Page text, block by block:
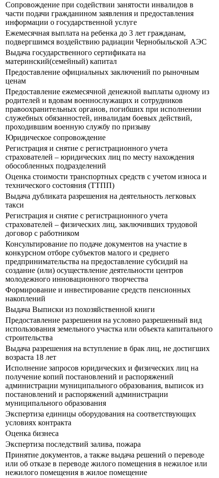
Сопровождение при содействии занятости инвалидов в
части подачи гражданином заявления и предоставления
информации о государственной услуге
Ежемесячная выплата на ребенка до 3 лет гражданам,
подвергшимся воздействию радиации Чернобыльской АЭС
Выдача государственного сертификата на
материнский(семейный) капитал
Предоставление официальных заключений по рыночным
ценам
Предоставление ежемесячной денежной выплаты одному из
родителей и вдовам военнослужащих и сотрудников
правоохранительных органов, погибших при исполнении
служебных обязанностей, инвалидам боевых действий,
проходившим военную службу по призыву
Юридическое сопровождение
Регистрация и снятие с регистрационного учета
страхователей – юридических лиц по месту нахождения
обособленных подразделений
Оценка стоимости транспортных средств с учетом износа и
технического состояния (ТТПП)
Выдача дубликата разрешения на деятельность легковых
такси
Регистрация и снятие с регистрационного учета
страхователей – физических лиц, заключивших трудовой
договор с работником
Консультирование по подаче документов на участие в
конкурсном отборе субъектов малого и среднего
предпринимательства на предоставление субсидий на
создание (или) осуществление деятельности центров
молодежного инновационного творчества
Формирование и инвестирование средств пенсионных
накоплений
Выдача Выписки из похозяйственной книги
Предоставление разрешения на условно разрешенный вид
использования земельного участка или объекта капитального
строительства
Выдача разрешения на вступление в брак лиц, не достигших
возраста 18 лет
Исполнение запросов юридических и физических лиц на
получение копий постановлений и распоряжений
администрации муниципального образования, выписок из
постановлений и распоряжений администрации
муниципального образования
Экспертиза единицы оборудования на соответствующих
условиях контракта
Оценка бизнеса
Экспертиза последствий залива, пожара
Принятие документов, а также выдача решений о переводе
или об отказе в переводе жилого помещения в нежилое или
нежилого помещения в жилое помещение